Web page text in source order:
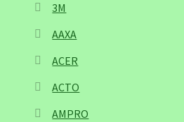
3M
AAXA
ACER
ACTO
AMPRO